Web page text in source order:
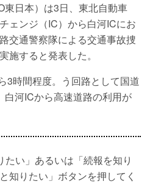
日本）は3日、東北自動車
ェンジ（IC）から白河ICにお
交通警察隊による交通事故捜
施すると発表した。
3時間程度。う回路として国道
河ICから高速道路の利用が
い」あるいは「続報を知り
知りたい」ボタンを押してく